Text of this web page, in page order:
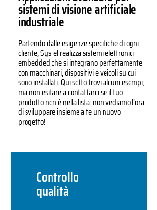
sistemi di visione artificiale
industriale
Partendo dalle esigenze specifiche di ogni
cliente, Systel realizza sistemi elettronici
embedded che si integrano perfettamente
con macchinari, dispositivi e veicoli su cui
sono installati. Qui sotto trovi alcuni esempi,
ma non esitare a contattarci se il tuo
prodotto non è nella lista: non vediamo l’ora
di sviluppare insieme a te un nuovo
progetto!
Controllo
qualità